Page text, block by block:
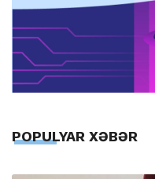
POPULYAR XƏBƏR